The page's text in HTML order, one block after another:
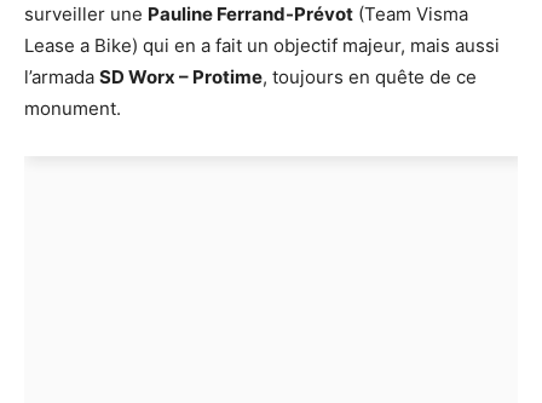
surveiller une Pauline Ferrand-Prévot (Team Visma
Lease a Bike) qui en a fait un objectif majeur, mais aussi
l’armada SD Worx – Protime, toujours en quête de ce
monument.